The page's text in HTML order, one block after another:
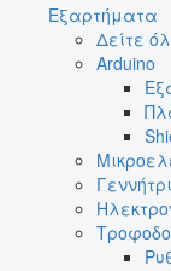
Εξαρτήματα
Δείτε
Arduino